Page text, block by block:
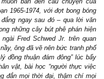
chí gần như không hề được
trường đại học hiện nay.
Years hôm nay, chúng tôi
nữa để kết thúc bộ sưu
muốn bàn đến câu
đoạn 1965-1974, với đợt bong